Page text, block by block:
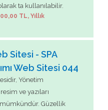
ta kullanılabilir.
TL, Yıllık
Sitesi - SPA
Web Sitesi 044
Yönetim
ve yazıları
Güzellik